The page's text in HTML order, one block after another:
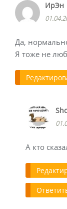
ИрЭн
Да,
Я тоже не
А кто